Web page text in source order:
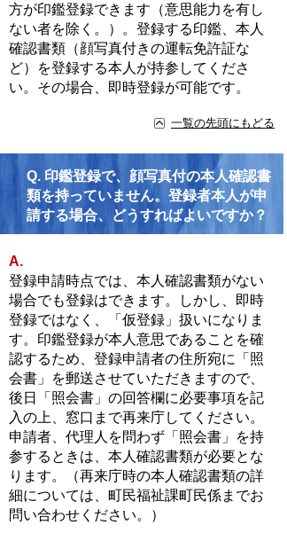
方が印鑑登録できます（意思能力を有し
ない者を除く。）。登録する印鑑、本人
確認書類（顔写真付きの運転免許証な
ど）を登録する本人が持参してくださ
い。その場合、即時登録が可能です。
一覧の先頭にもどる
Q. 印鑑登録で、顔写真付の本人確認書
類を持っていません。登録者本人が申
請する場合、どうすればよいですか？
A.
登録申請時点では、本人確認書類がない
場合でも登録はできます。しかし、即時
登録ではなく、「仮登録」扱いになりま
す。印鑑登録が本人意思であることを確
認するため、登録申請者の住所宛に「照
会書」を郵送させていただきますので、
後日「照会書」の回答欄に必要事項を記
入の上、窓口まで再来庁してください。
申請者、代理人を問わず「照会書」を持
参するときは、本人確認書類が必要とな
ります。（再来庁時の本人確認書類の詳
細については、町民福祉課町民係までお
問い合わせください。）